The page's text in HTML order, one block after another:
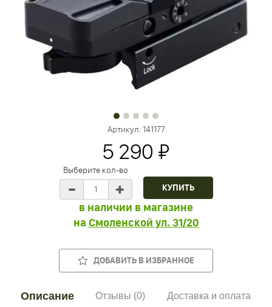
Артикул:141177
5 290 ₽
Выберите кол-во
в наличии в магазине
на Смоленской ул. 31/20
ДОБАВИТЬ В ИЗБРАННОЕ
Описание Отзывы (0) Доставка и оплата